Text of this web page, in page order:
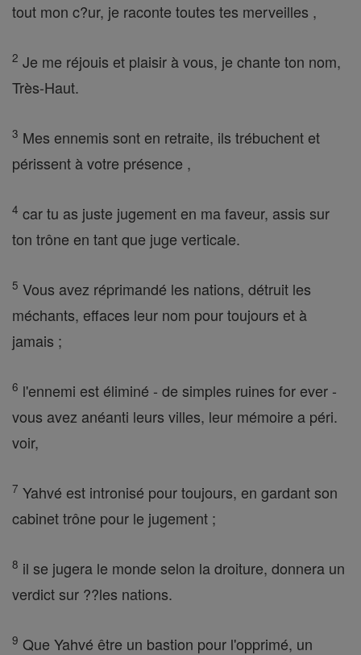
tout mon c?ur, je raconte toutes tes merveilles ,
2 Je me réjouis et plaisir à vous, je chante ton nom,
Très-Haut.
3 Mes ennemis sont en retraite, ils trébuchent et
périssent à votre présence ,
4 car tu as juste jugement en ma faveur, assis sur
ton trône en tant que juge verticale.
5 Vous avez réprimandé les nations, détruit les
méchants, effaces leur nom pour toujours et à
jamais ;
6 l'ennemi est éliminé - de simples ruines for ever -
vous avez anéanti leurs villes, leur mémoire a péri.
voir,
7 Yahvé est intronisé pour toujours, en gardant son
cabinet trône pour le jugement ;
8 il se jugera le monde selon la droiture, donnera un
verdict sur ??les nations.
9 Que Yahvé être un bastion pour l'opprimé, un